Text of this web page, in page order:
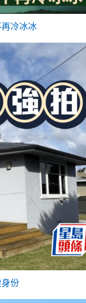
冷冰冰
份